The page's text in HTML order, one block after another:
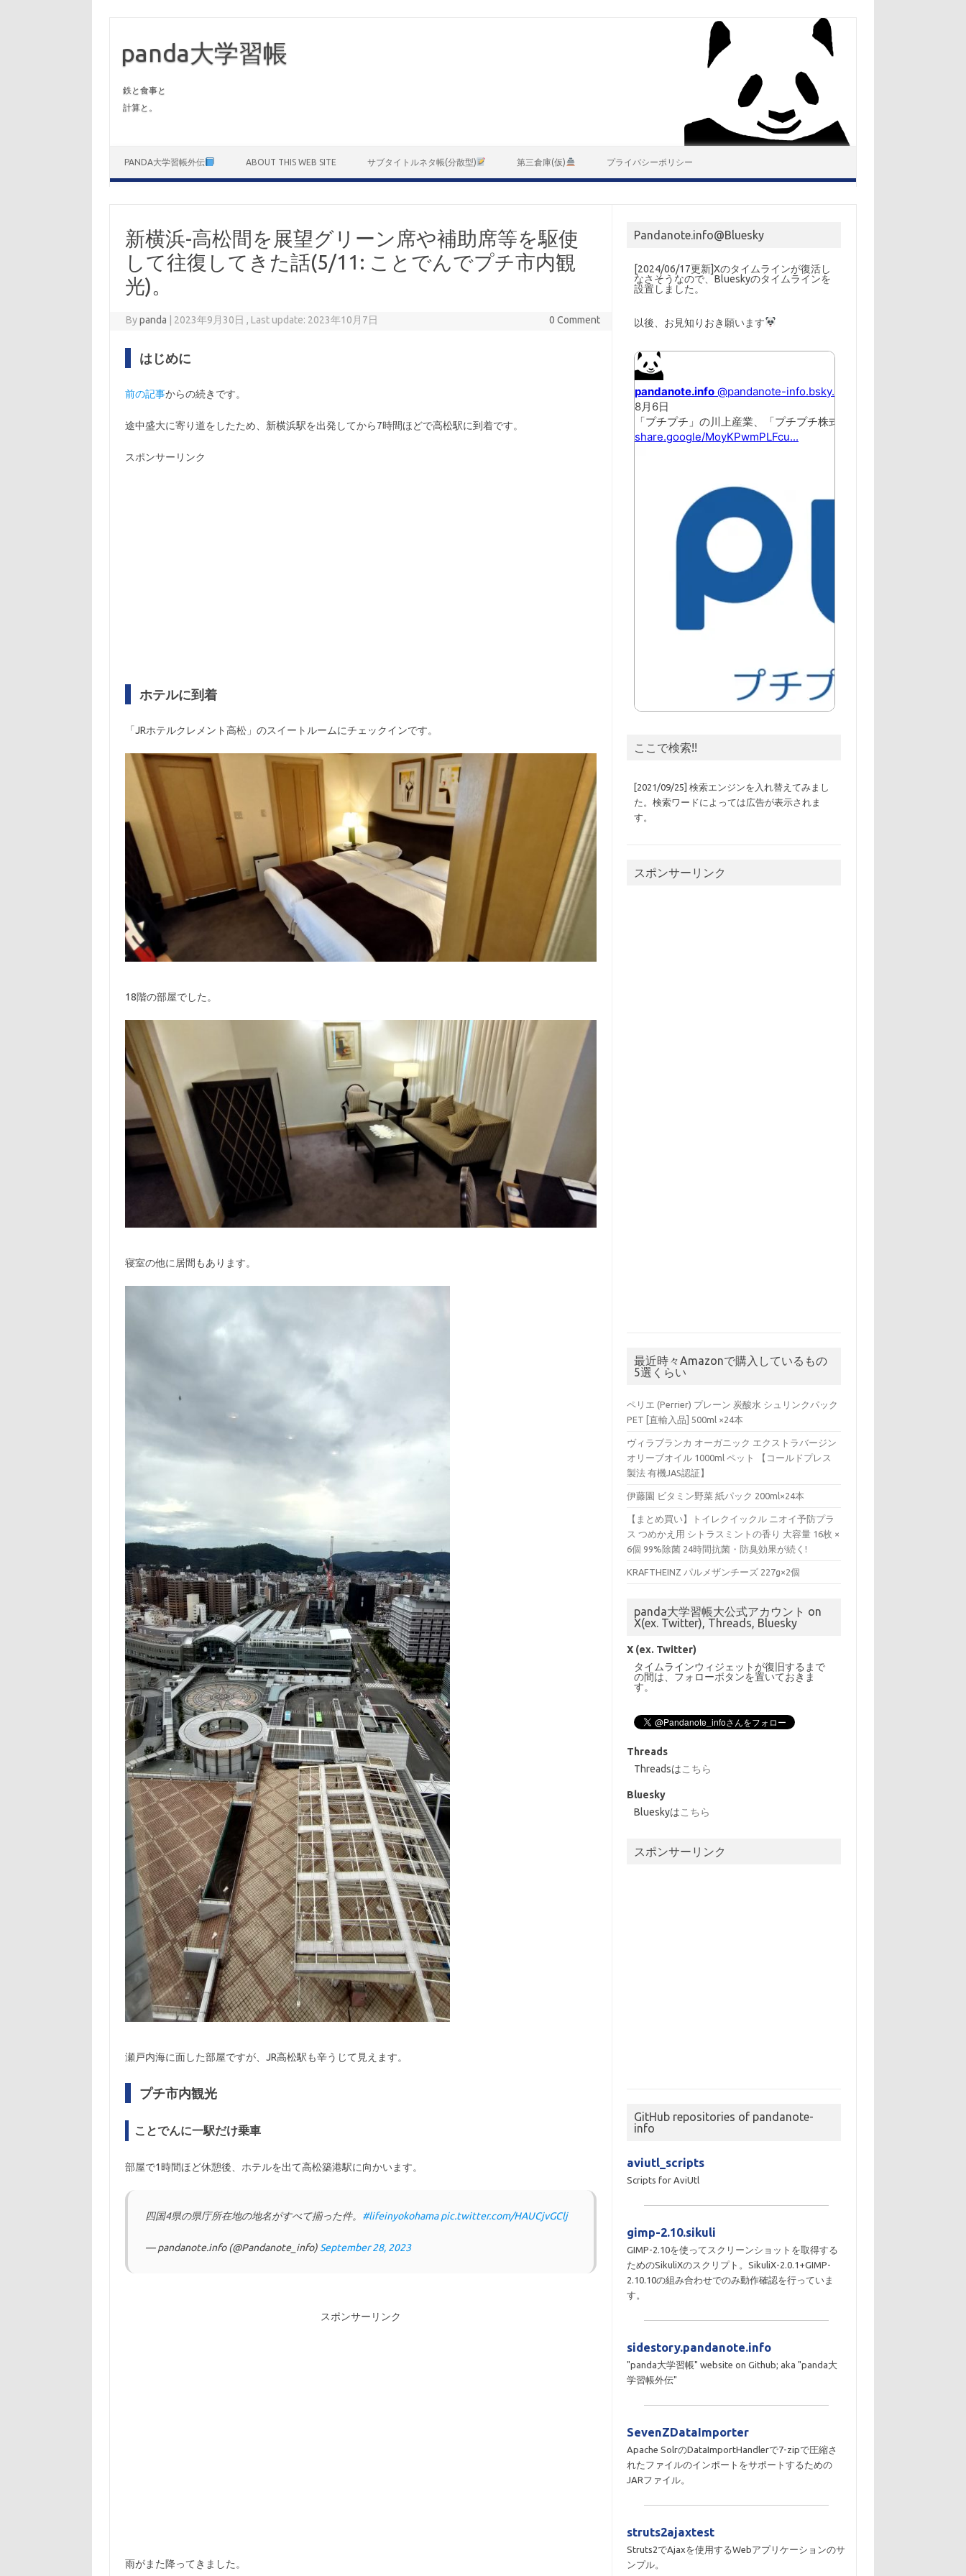
panda大学習帳
鉄と食事と
計算と。
PANDA大学習帳外伝 ABOUT THIS WEB SITE サブタイトルネタ帳(分散型) 第三倉庫(仮) プライバシーポリシー
新横浜-高松間を展望グリーン席や補助席等を駆使
して往復してきた話(5/11: ことでんでプチ市内観
光)。
Bypanda 2023年9月30日 , Last update: 2023年10月7日 0 Comment
はじめに
前の記事からの続きです。
途中盛大に寄り道をしたため、新横浜駅を出発してから7時間ほどで高松駅に到着です。
スポンサーリンク
ホテルに到着
「JRホテルクレメント高松」のスイートルームにチェックインです。
18階の部屋でした。
寝室の他に居間もあります。
瀬戸内海に面した部屋ですが、JR高松駅も辛うじて見えます。
プチ市内観光
ことでんに一駅だけ乗車
部屋で1時間ほど休憩後、ホテルを出て高松築港駅に向かいます。
四国4県の県庁所在地の地名がすべて揃った件。 #lifeinyokohama pic.twitter.com/HAUCjvGClj
— pandanote.info (@Pandanote_info) September 28, 2023
スポンサーリンク
雨がまた降ってきました。
Pandanote.info@Bluesky
[2024/06/17更新]Xのタイムラインが復活し
なさそうなので、Blueskyのタイムラインを
設置しました。
以後、お見知りおき願います
ここで検索!!
[2021/09/25] 検索エンジンを入れ替えてみまし
た。検索ワードによっては広告が表示されま
す。
スポンサーリンク
最近時々Amazonで購入しているもの
5選くらい
ペリエ (Perrier) プレーン 炭酸水 シュリンクパック
PET [直輸入品] 500ml ×24本
ヴィラブランカ オーガニック エクストラバージン
オリーブオイル 1000ml ペット 【コールドプレス
製法 有機JAS認証】
伊藤園 ビタミン野菜 紙パック 200ml×24本
【まとめ買い】トイレクイックル ニオイ予防プラ
ス つめかえ用 シトラスミントの香り 大容量 16枚 ×
6個 99%除菌 24時間抗菌・防臭効果が続く!
KRAFTHEINZ パルメザンチーズ 227g×2個
panda大学習帳大公式アカウント on
X(ex. Twitter), Threads, Bluesky
X (ex. Twitter)
タイムラインウィジェットが復旧するまで
の間は、フォローボタンを置いておきま
す。
Threads
Threadsはこちら
Bluesky
Blueskyはこちら
スポンサーリンク
GitHub repositories of pandanote-
info
aviutl_scripts
Scripts for AviUtl
gimp-2.10.sikuli
GIMP-2.10を使ってスクリーンショットを取得する
ためのSikuliXのスクリプト。SikuliX-2.0.1+GIMP-
2.10.10の組み合わせでのみ動作確認を行っていま
す。
sidestory.pandanote.info
"panda大学習帳" website on Github; aka "panda大
学習帳外伝"
SevenZDataImporter
Apache SolrのDataImportHandlerで7-zipで圧縮さ
れたファイルのインポートをサポートするための
JARファイル。
struts2ajaxtest
Struts2でAjaxを使用するWebアプリケーションのサ
ンプル。